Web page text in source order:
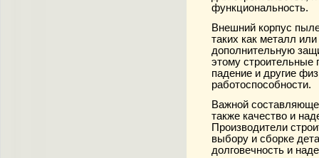
функциональность.
Внешний корпус
таких как металл
дополнительную
этому
падение и другие
работоспособности.
Важной
также качество и
Производители
выбору и сборке
долговечность и